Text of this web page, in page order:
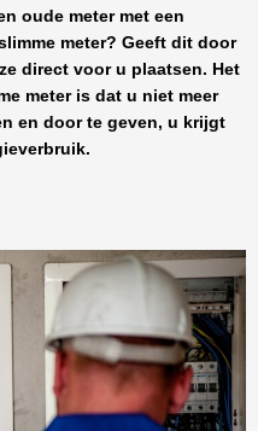
oude meter met een
meter? Geeft dit door
direct voor u plaatsen. Het
meter is dat u niet meer
en door te geven, u krijgt